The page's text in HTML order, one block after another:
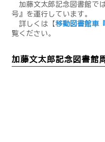
加藤文太郎記念図書館で
号』を運行しています。
詳しくは【移動図書館車
覧ください。
加藤文太郎記念図書館